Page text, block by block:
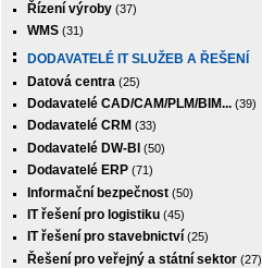
Řízení výroby (37)
WMS (31)
DODAVATELÉ IT SLUŽEB A ŘEŠENÍ
Datová centra (25)
Dodavatelé CAD/CAM/PLM/BIM... (39)
Dodavatelé CRM (33)
Dodavatelé DW-BI (50)
Dodavatelé ERP (71)
Informační bezpečnost (50)
IT řešení pro logistiku (45)
IT řešení pro stavebnictví (25)
Řešení pro veřejný a státní sektor (27)